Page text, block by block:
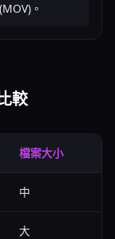
。
較
檔案大小
中
大